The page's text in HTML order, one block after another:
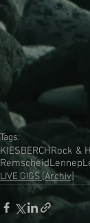
Tags:
KIESBERCHRock &
RemscheidLennep
LIVE GIGS [Archiv]